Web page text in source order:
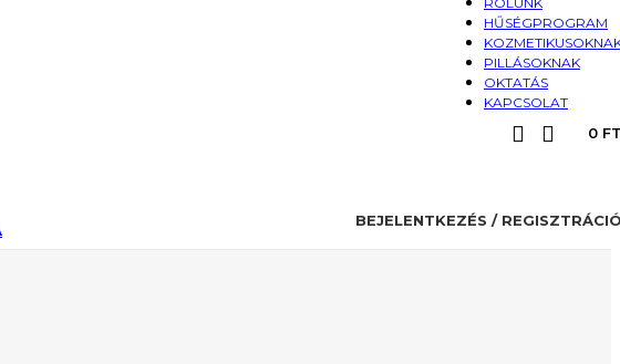
HŰSÉGPROGRAM
PILLÁSOKNAK
OKTATÁS
KAPCSOLAT
0
BEJELENTKEZÉS /